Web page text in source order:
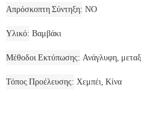
Απρόσκοπτη Σύντηξη NO
Υλικό Βαμβάκι
Μέθοδοι Εκτύπωσης Ανάγλυφη,
Τόπος Προέλευσης Χεμπέι, Κίνα